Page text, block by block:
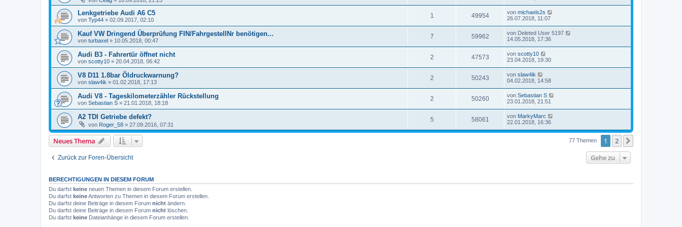
Lenkgetriebe Audi A6 C5
von Typ44 » 02.09.2017, 02:10
1 49954 von michaels2s
26.07.2018, 11:07
Kauf VW Dringend Überprüfung FIN/FahrgestellNr benötigen...
von turbaxel » 10.05.2018, 00:47
7 59962 von Deleted User 5197
14.05.2018, 17:36
Audi B3 - Fahrertür öffnet nicht
von scotty10 » 20.04.2018, 06:42
2 47573 von scotty10
23.04.2018, 19:30
V8 D11 1.8bar Öldruckwarnung?
von slaw4ik » 01.02.2018, 17:13
2 50243 von slaw4ik
04.02.2018, 14:58
Audi V8 - Tageskilometerzähler Rückstellung
von Sebastian S » 21.01.2018, 18:18
2 50260 von Sebastian S
23.01.2018, 21:51
A2 TDI Getriebe defekt?
von Roger_58 » 27.09.2016, 07:31
5 58061 von MarkyMarc
22.01.2018, 16:36
Neues Thema 77 Themen 1 2
Zurück zur Foren-Übersicht Gehe zu
BERECHTIGUNGEN IN DIESEM FORUM
Du darfst keine neuen Themen in diesem Forum erstellen.
Du darfst keineAntworten zu Themen in diesem Forum erstellen.
Du darfst deine Beiträge in diesem Forum nicht ändern.
Du darfst deine Beiträge in diesem Forum nicht löschen.
Du darfst keine Dateianhänge in diesem Forum erstellen.